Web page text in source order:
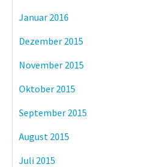
Januar 2016
Dezember 2015
November 2015
Oktober 2015
September 2015
August 2015
Juli 2015